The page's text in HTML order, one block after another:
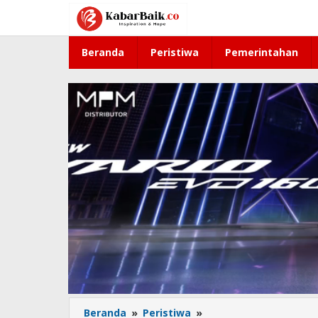
konten
Beranda Peristiwa Pemerintahan
Beranda » Peristiwa »